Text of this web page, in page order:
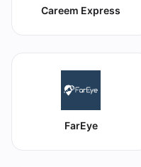
Careem Express
FarEye